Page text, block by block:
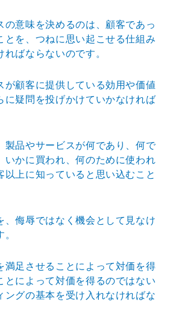
の意味を決めるのは、顧客であっ
とを、つねに思い起こせる仕組み
ればならないのです。
が顧客に提供している効用や価値
に疑問を投げかけていかなければ
製品やサービスが何であり、何で
いかに買われ、何のために使われ
以上に知っていると思い込むこと
、侮辱ではなく機会として見なけ
満足させることによって対価を得
とによって対価を得るのではない
ングの基本を受け入れなければな